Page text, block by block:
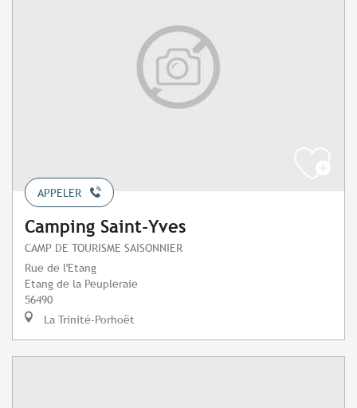
APPELER
Camping Saint-Yves
CAMP DE TOURISME SAISONNIER
Rue de l'Etang
Etang de la Peupleraie
56490
La Trinité-Porhoët